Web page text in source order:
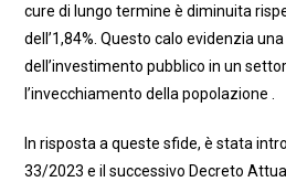
cure di lungo termine è diminuita
dell’1,84%. Questo calo evidenzia
dell’investimento pubblico in un
l’invecchiamento della popolazione .
In risposta a queste sfide, è stata
33/2023 e il successivo Decreto